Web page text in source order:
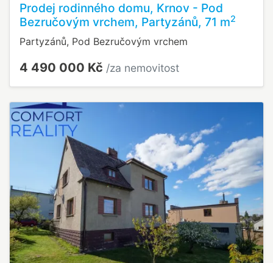
Prodej rodinného domu, Krnov - Pod
Bezručovým vrchem, Partyzánů, 71 m2
Partyzánů, Pod Bezručovým vrchem
4 490 000 Kč /za nemovitost